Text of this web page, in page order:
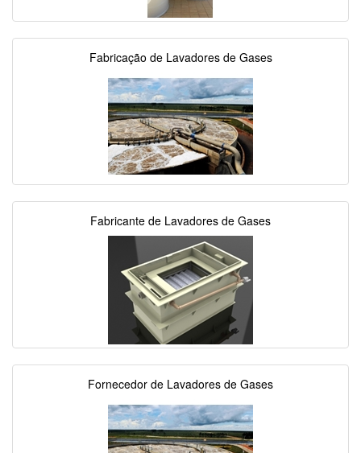
Fabricação de Lavadores de Gases
Fabricante de Lavadores de Gases
Fornecedor de Lavadores de Gases